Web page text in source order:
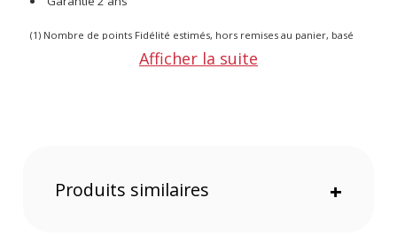
(1) Nombre de points Fidélité estimés, hors remises au panier, basé
sur le prix TTC en €, les points seront effectivement calculés dans le
Afficher la suite
Produits similaires +